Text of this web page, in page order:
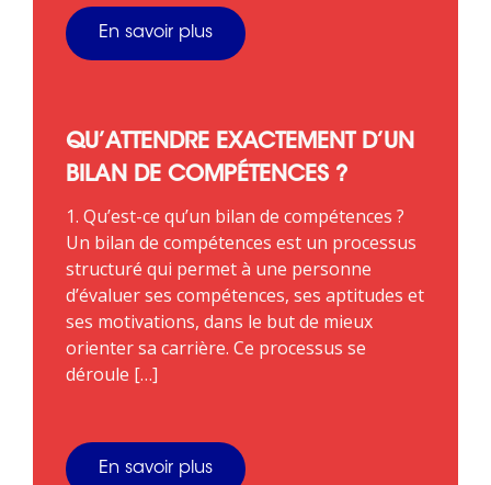
En savoir plus
QU’ATTENDRE EXACTEMENT D’UN
BILAN DE COMPÉTENCES ?
1. Qu’est-ce qu’un bilan de compétences ?
Un bilan de compétences est un processus
structuré qui permet à une personne
d’évaluer ses compétences, ses aptitudes et
ses motivations, dans le but de mieux
orienter sa carrière. Ce processus se
déroule […]
En savoir plus